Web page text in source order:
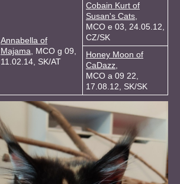
Annabella of
Majama, MCO g 09,
11.02.14, SK/AT
Cobain Kurt of
Susan's Cats,
MCO e 03, 24.05.12,
CZ/SK
Honey Moon of
CaDazz,
MCO a 09 22,
17.08.12, SK/SK